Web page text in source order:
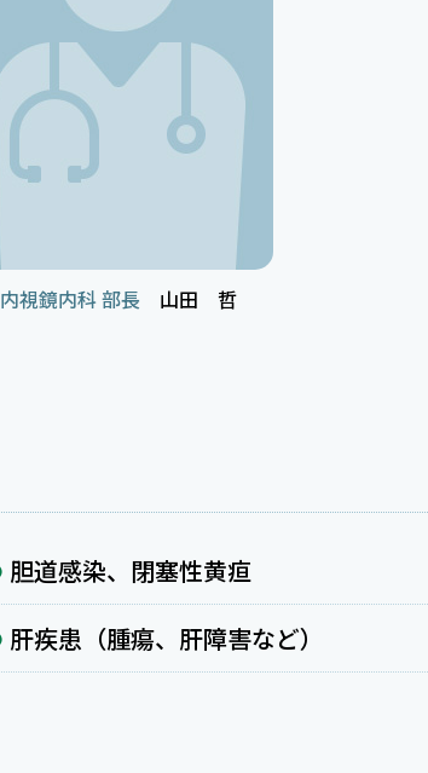
内視鏡内科 部長 山田 哲
胆道感染、閉塞性黄疸
肝疾患（腫瘍、肝障害など）